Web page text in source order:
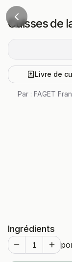
Cuisses de
Livre de
Par : FAGET
Ingrédients